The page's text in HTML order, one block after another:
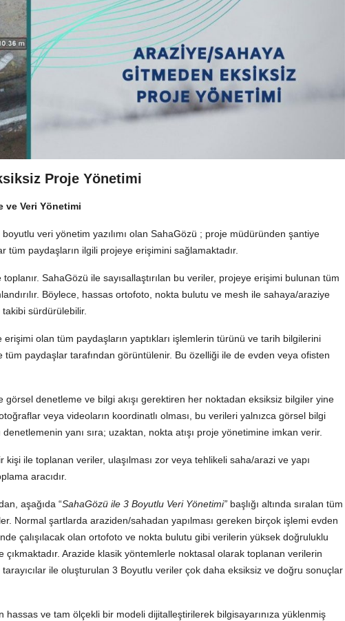
Proje Yönetimi
ve Veri Yönetimi
veri yönetim yazılımı olan SahaGözü ; proje müdüründen şantiye
tüm paydaşların ilgili projeye erişimini sağlamaktadır.
SahaGözü ile sayısallaştırılan bu veriler, projeye erişimi bulunan tüm
Böylece, hassas ortofoto, nokta bulutu ve mesh ile sahaya/araziye
sürdürülebilir.
olan tüm paydaşların yaptıkları işlemlerin türünü ve tarih bilgilerini
tüm paydaşlar tarafından görüntülenir. Bu özelliği ile de evden veya ofisten
denetleme ve bilgi akışı gerektiren her noktadan eksiksiz bilgiler yine
veya videoların koordinatlı olması, bu verileri yalnızca görsel bilgi
yanı sıra; uzaktan, nokta atışı proje yönetimine imkan verir.
kişi ile toplanan veriler, ulaşılması zor veya tehlikeli saha/arazi ve yapı
aracıdır.
aşağıda “SahaGözü ile 3 Boyutlu Veri Yönetimi” başlığı altında sıralan tüm
Normal şartlarda araziden/sahadan yapılması gereken birçok işlemi evden
çalışılacak olan ortofoto ve nokta bulutu gibi verilerin yüksek doğruluklu
Arazide klasik yöntemlerle noktasal olarak toplanan verilerin
ile oluşturulan 3 Boyutlu veriler çok daha eksiksiz ve doğru sonuçlar
hassas ve tam ölçekli bir modeli dijitalleştirilerek bilgisayarınıza yüklenmiş